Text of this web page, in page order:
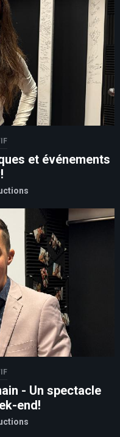
et événements
- Un spectacle
end!